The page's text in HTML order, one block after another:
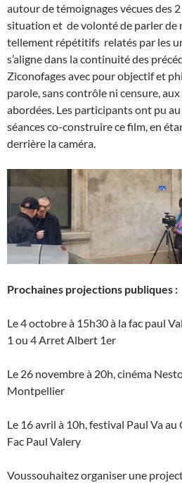
autour de témoignages vécues des
situation et de volonté de parler de
tellement répétitifs relatés par les
s’aligne dans la continuité des
Ziconofages avec pour objectif et
parole, sans contrôle ni censure,
abordées. Les participants ont pu
séances co-construire ce film, en
derrière la caméra.
Prochaines projections publiques :
Le 4 octobre à 15h30 à la fac paul
1 ou 4 Arret Albert 1er
Le 26 novembre à 20h, cinéma
Montpellier
Le 16 avril à 10h, festival Paul Va
Fac Paul Valery
Voussouhaitez organiser une